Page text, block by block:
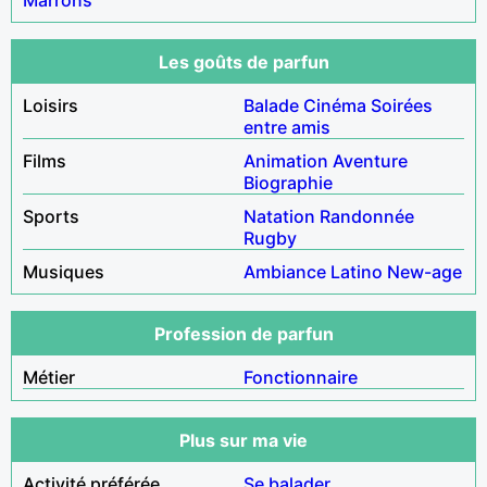
Les goûts de parfun
Loisirs
Balade Cinéma Soirées
entre amis
Films
Animation Aventure
Biographie
Sports
Natation Randonnée
Rugby
Musiques
Ambiance Latino New-age
Profession de parfun
Métier
Fonctionnaire
Plus sur ma vie